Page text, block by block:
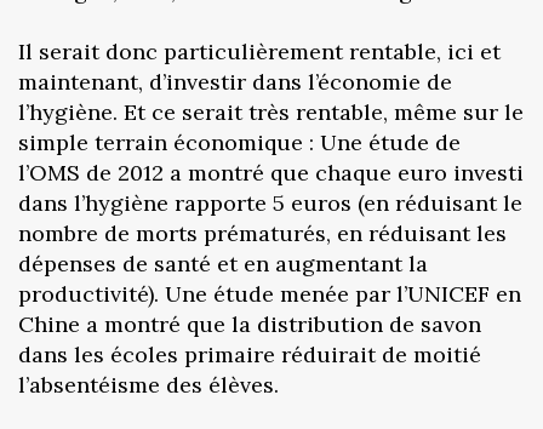
Il serait donc particulièrement rentable, ici et
maintenant, d’investir dans l’économie de
l’hygiène. Et ce serait très rentable, même sur le
simple terrain économique : Une étude de
l’OMS de 2012 a montré que chaque euro investi
dans l’hygiène rapporte 5 euros (en réduisant le
nombre de morts prématurés, en réduisant les
dépenses de santé et en augmentant la
productivité). Une étude menée par l’UNICEF en
Chine a montré que la distribution de savon
dans les écoles primaire réduirait de moitié
l’absentéisme des élèves.